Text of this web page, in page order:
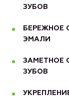
ЗУБОВ
БЕРЕЖНОЕ
ЭМАЛИ
ЗАМЕТНОЕ
ЗУБОВ